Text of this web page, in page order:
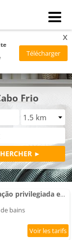
x
Frio
Appartement 212 - Localização privilegiada em Cabo Frio
bains